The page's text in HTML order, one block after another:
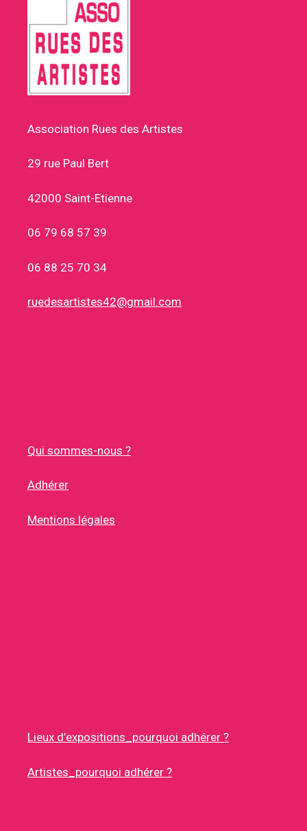
Association Rues des Artistes
29 rue Paul Bert
42000 Saint-Etienne
06 79 68 57 39
06 88 25 70 34
ruedesartistes42@gmail.com
Qui sommes-nous ?
Adhérer
Mentions légales
Lieux d’expositions_pourquoi adhérer ?
Artistes_pourquoi adhérer ?